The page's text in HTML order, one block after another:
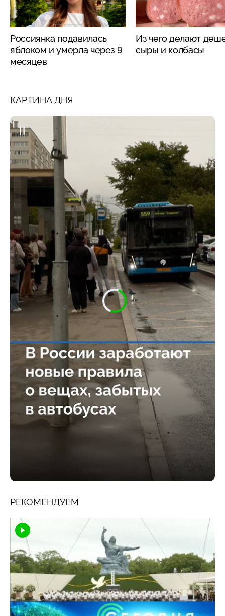
Россиянка подавилась
яблоком и умерла через 9
месяцев
Из чего делают
сыры и колбасы
КАРТИНА ДНЯ
РЕКОМЕНДУЕМ